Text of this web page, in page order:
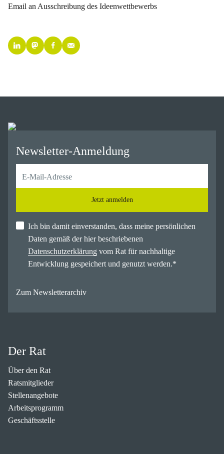
Email an Ausschreibung des Ideenwettbewerbs
Newsletter-Anmeldung
Jetzt anmelden
Ich bin damit einverstanden, dass meine persönlichen
Daten gemäß der hier beschriebenen
Datenschutzerklärung vom Rat für nachhaltige
Entwicklung gespeichert und genutzt werden.*
Zum Newsletterarchiv
Der Rat
Über den Rat
Ratsmitglieder
Stellenangebote
Arbeitsprogramm
Geschäftsstelle